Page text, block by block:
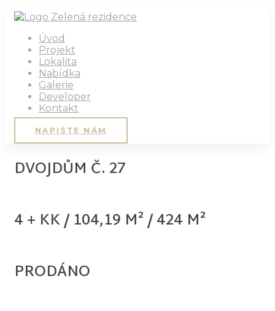
Úvod
Projekt
Lokalita
Nabídka
Galerie
Developer
Kontakt
NAPIŠTE NÁM
DVOJDŮM Č. 27
4 + KK / 104,19 M² / 424 M²
PRODÁNO